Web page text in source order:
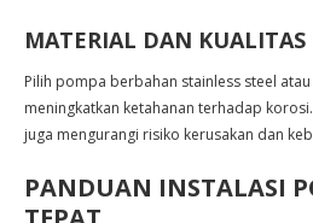
MATERIAL DAN KUALITAS
Pilih pompa berbahan stainless steel
meningkatkan ketahanan terhadap
juga mengurangi risiko kerusakan dan
PANDUAN INSTALASI